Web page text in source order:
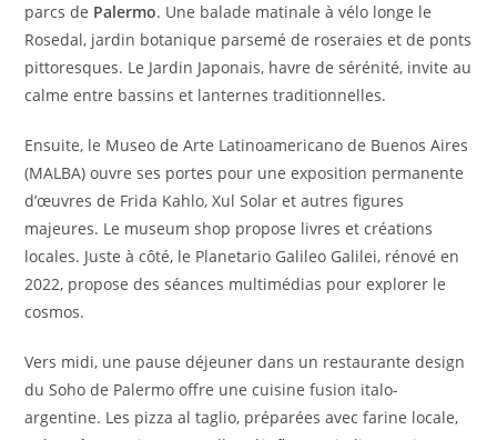
parcs de Palermo. Une balade matinale à vélo longe le
Rosedal, jardin botanique parsemé de roseraies et de ponts
pittoresques. Le Jardin Japonais, havre de sérénité, invite au
calme entre bassins et lanternes traditionnelles.
Ensuite, le Museo de Arte Latinoamericano de Buenos Aires
(MALBA) ouvre ses portes pour une exposition permanente
d’œuvres de Frida Kahlo, Xul Solar et autres figures
majeures. Le museum shop propose livres et créations
locales. Juste à côté, le Planetario Galileo Galilei, rénové en
2022, propose des séances multimédias pour explorer le
cosmos.
Vers midi, une pause déjeuner dans un restaurante design
du Soho de Palermo offre une cuisine fusion italo-
argentine. Les pizza al taglio, préparées avec farine locale,